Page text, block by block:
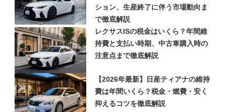
ション、生産終了に伴う市場動向ま
で徹底解説
レクサスISの税金はいくら？年間維
持費と支払い時期、中古車購入時の
注意点まで徹底解説
【2026年最新】日産ティアナの維持
費は年間いくら？税金・燃費・安く
抑えるコツを徹底解説